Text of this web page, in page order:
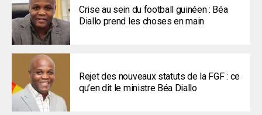
Crise au sein du football guinéen : Béa
Diallo prend les choses en main
Rejet des nouveaux statuts de la FGF : ce
qu’en dit le ministre Béa Diallo